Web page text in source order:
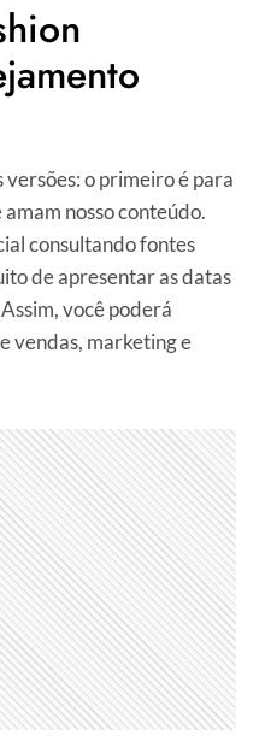
versões: o primeiro é para
nosso conteúdo.
consultando fontes
de apresentar as datas
você poderá
vendas, marketing e